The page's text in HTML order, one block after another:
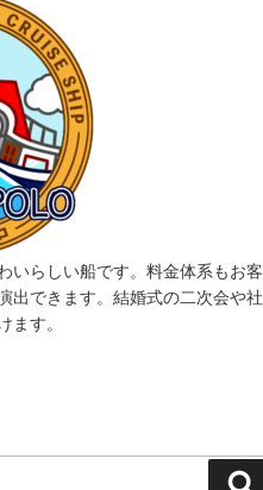
いらしい船です。料金体系もお客
出できます。結婚式の二次会や社
ます。